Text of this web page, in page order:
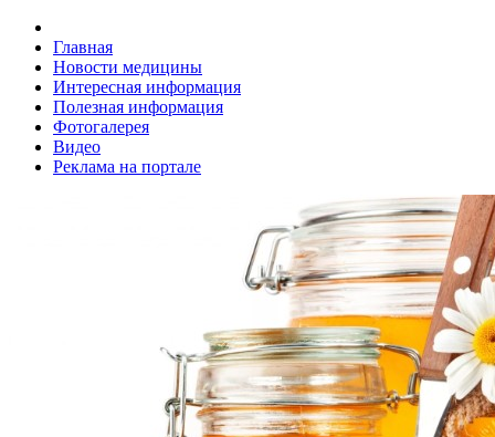
Главная
Новости медицины
Интересная информация
Полезная информация
Фотогалерея
Видео
Реклама на портале